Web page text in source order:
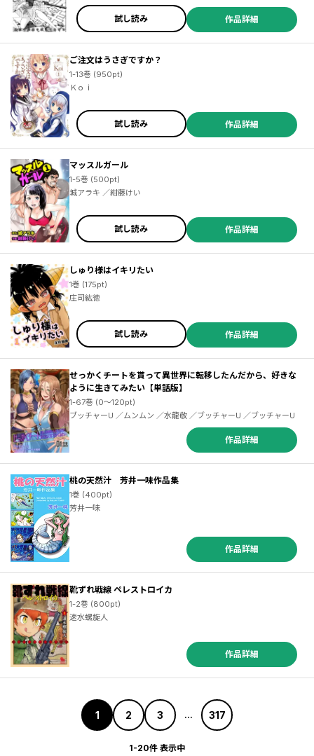
試し読み 作品詳細
ご注文はうさぎですか？
1-13巻 (950pt)
Ｋｏｉ
試し読み 作品詳細
マッスルガール
1-5巻 (500pt)
城アラキ ／紺藤けい
試し読み 作品詳細
しゅり様はイキリたい
1巻 (175pt)
庄司紘徳
試し読み 作品詳細
せっかくチートを貰って異世界に転移したんだから、好きな
ように生きてみたい【単話版】
1-67巻 (0～120pt)
ブッチャーU ／ムンムン ／水龍敬 ／ブッチャーU ／ブッチャーU
作品詳細
桃の天然汁 芳井一味作品集
1巻 (400pt)
芳井一味
作品詳細
靴ずれ戦線 ペレストロイカ
1-2巻 (800pt)
速水螺旋人
作品詳細
1 2 3 ... 317
1-20件 表示中